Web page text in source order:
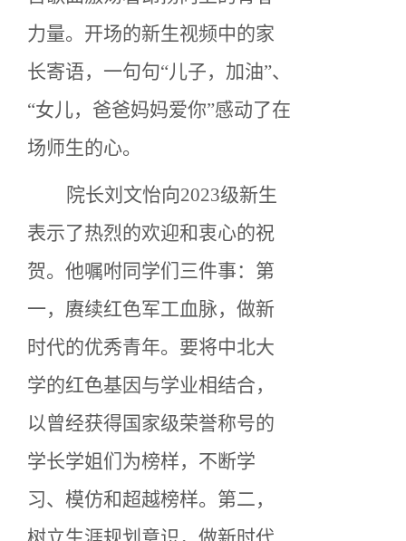
力量。开场的新生视频中的家
长寄语，一句句“儿子，加油”、
“女儿，爸爸妈妈爱你”感动了在
场师生的心。
院长刘文怡向2023级新生
表示了热烈的欢迎和衷心的祝
贺。他嘱咐同学们三件事：第
一，赓续红色军工血脉，做新
时代的优秀青年。要将中北大
学的红色基因与学业相结合，
以曾经获得国家级荣誉称号的
学长学姐们为榜样，不断学
习、模仿和超越榜样。第二，